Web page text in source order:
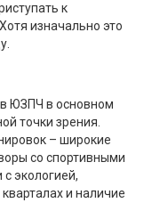
к
изначально это
ЮЗПЧ в основном
точки зрения.
– широкие
со спортивными
экологией,
и наличие